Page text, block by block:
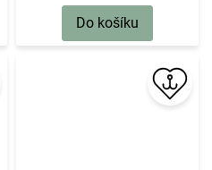
Do košíku